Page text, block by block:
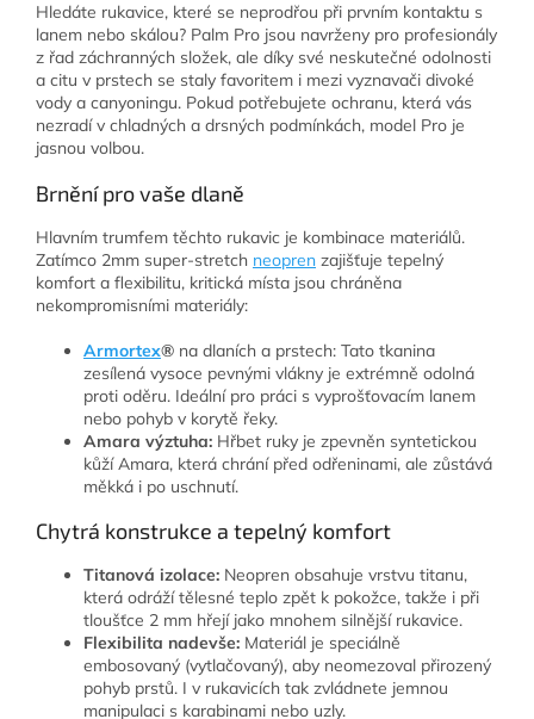
Hledáte rukavice, které se neprodřou při prvním kontaktu s
lanem nebo skálou? Palm Pro jsou navrženy pro profesionály
z řad záchranných složek, ale díky své neskutečné odolnosti
a citu v prstech se staly favoritem i mezi vyznavači divoké
vody a canyoningu. Pokud potřebujete ochranu, která vás
nezradí v chladných a drsných podmínkách, model Pro je
jasnou volbou.
Brnění pro vaše dlaně
Hlavním trumfem těchto rukavic je kombinace materiálů.
Zatímco 2mm super-stretch neopren zajišťuje tepelný
komfort a flexibilitu, kritická místa jsou chráněna
nekompromisními materiály:
Armortex® na dlaních a prstech: Tato tkanina
zesílená vysoce pevnými vlákny je extrémně odolná
proti oděru. Ideální pro práci s vyprošťovacím lanem
nebo pohyb v korytě řeky.
Amara výztuha: Hřbet ruky je zpevněn syntetickou
kůží Amara, která chrání před odřeninami, ale zůstává
měkká i po uschnutí.
Chytrá konstrukce a tepelný komfort
Titanová izolace: Neopren obsahuje vrstvu titanu,
která odráží tělesné teplo zpět k pokožce, takže i při
tloušťce 2 mm hřejí jako mnohem silnější rukavice.
Flexibilita nadevše: Materiál je speciálně
embosovaný (vytlačovaný), aby neomezoval přirozený
pohyb prstů. I v rukavicích tak zvládnete jemnou
manipulaci s karabinami nebo uzly.